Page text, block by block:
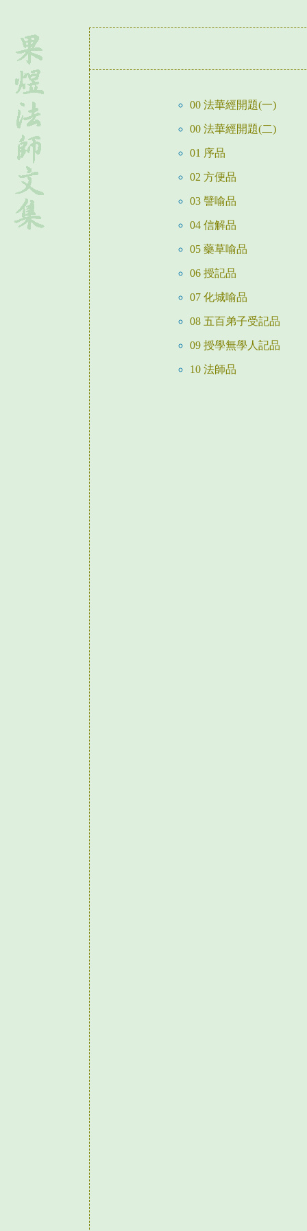
00 法華經開題(一)
00 法華經開題(二)
01 序品
02 方便品
03 譬喻品
04 信解品
05 藥草喻品
06 授記品
07 化城喻品
08 五百弟子受記品
09 授學無學人記品
10 法師品